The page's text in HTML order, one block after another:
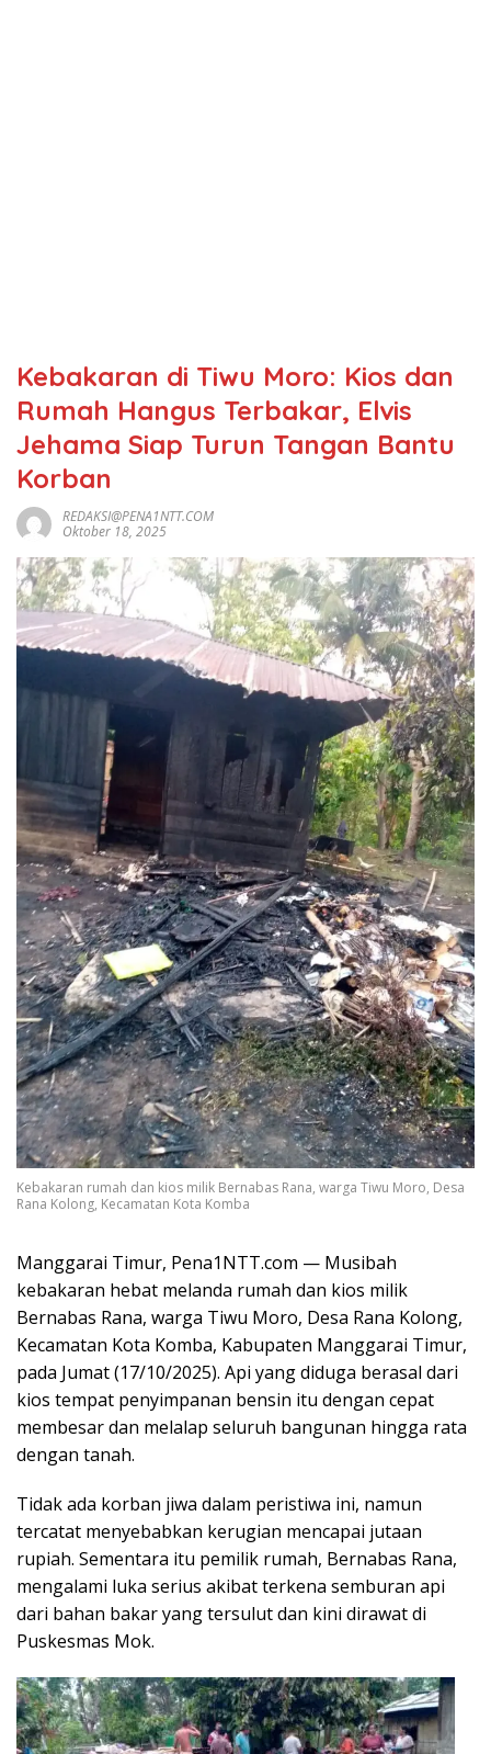
Kebakaran di Tiwu Moro: Kios dan
Rumah Hangus Terbakar, Elvis
Jehama Siap Turun Tangan Bantu
Korban
REDAKSI@PENA1NTT.COM
Oktober 18, 2025
Kebakaran rumah dan kios milik Bernabas Rana, warga Tiwu Moro, Desa
Rana Kolong, Kecamatan Kota Komba
Manggarai Timur, Pena1NTT.com — Musibah
kebakaran hebat melanda rumah dan kios milik
Bernabas Rana, warga Tiwu Moro, Desa Rana Kolong,
Kecamatan Kota Komba, Kabupaten Manggarai Timur,
pada Jumat (17/10/2025). Api yang diduga berasal dari
kios tempat penyimpanan bensin itu dengan cepat
membesar dan melalap seluruh bangunan hingga rata
dengan tanah.
Tidak ada korban jiwa dalam peristiwa ini, namun
tercatat menyebabkan kerugian mencapai jutaan
rupiah. Sementara itu pemilik rumah, Bernabas Rana,
mengalami luka serius akibat terkena semburan api
dari bahan bakar yang tersulut dan kini dirawat di
Puskesmas Mok.